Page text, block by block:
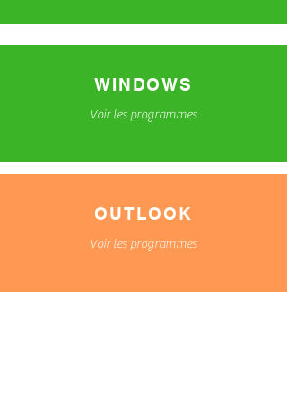
WINDOWS
Voir les programmes
OUTLOOK
Voir les programmes